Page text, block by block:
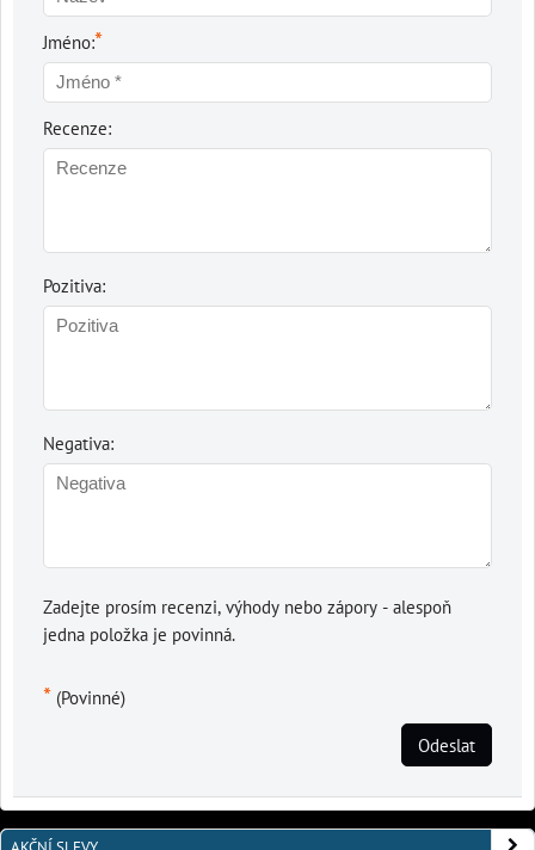
Jméno:*
Recenze:
Pozitiva:
Negativa:
Zadejte prosím recenzi, výhody nebo zápory - alespoň
jedna položka je povinná.
* (Povinné)
Odeslat